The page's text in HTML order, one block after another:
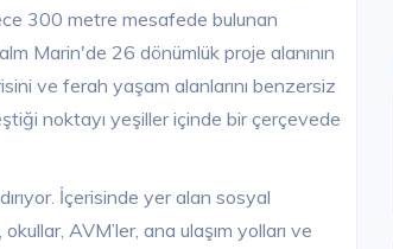
300 metre mesafede bulunan
Marin'de 26 dönümlük proje alanının
ve ferah yaşam alanlarını benzersiz
noktayı yeşiller içinde bir çerçevede
İçerisinde yer alan sosyal
AVM’ler, ana ulaşım yolları ve